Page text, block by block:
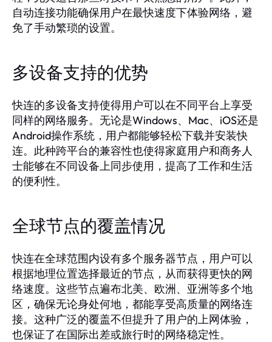
自动连接功能确保用户在最快速度下体验网络，避
免了手动繁琐的设置。
多设备支持的优势
快连的多设备支持使得用户可以在不同平台上享受
同样的网络服务。无论是Windows、Mac、iOS还是
Android操作系统，用户都能够轻松下载并安装快
连。此种跨平台的兼容性也使得家庭用户和商务人
士能够在不同设备上同步使用，提高了工作和生活
的便利性。
全球节点的覆盖情况
快连在全球范围内设有多个服务器节点，用户可以
根据地理位置选择最近的节点，从而获得更快的网
络速度。这些节点遍布北美、欧洲、亚洲等多个地
区，确保无论身处何地，都能享受高质量的网络连
接。这种广泛的覆盖不但提升了用户的上网体验，
也保证了在国际出差或旅行时的网络稳定性。